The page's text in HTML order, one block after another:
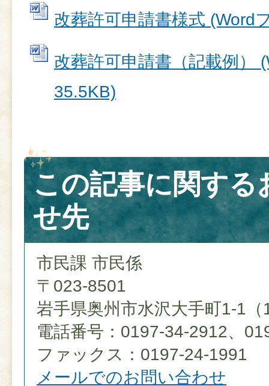
改葬許可申請書様式 (Word
改葬許可申請書（記載例）
35.5KB)
この記事に関する
せ先
市民課 市民係
〒023-8501
岩手県奥州市水沢大手町1-1（
電話番号：0197-34-2912、
ファックス：0197-24-1991
メールでのお問い合わせ